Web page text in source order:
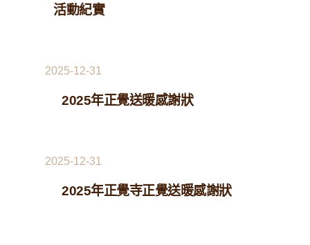
活動紀實
2025-12-31
2025年正覺送暖感謝狀
2025-12-31
2025年正覺寺正覺送暖感謝狀